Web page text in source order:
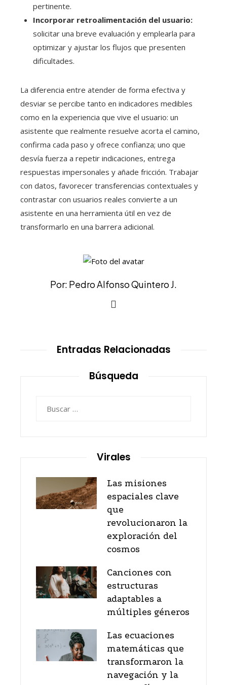
pertinente.
Incorporar retroalimentación del usuario:
solicitar una breve evaluación y emplearla para
optimizar y ajustar los flujos que presenten
dificultades.
La diferencia entre atender de forma efectiva y
desviar se percibe tanto en indicadores medibles
como en la experiencia que vive el usuario: un
asistente que realmente resuelve acorta el camino,
confirma cada paso y ofrece confianza; uno que
desvía fuerza a repetir indicaciones, entrega
respuestas impersonales y añade fricción. Trabajar
con datos, favorecer transferencias contextuales y
contrastar con usuarios reales convierte a un
asistente en una herramienta útil en vez de
transformarlo en una barrera adicional.
Por: Pedro Alfonso Quintero J.
Entradas Relacionadas
Búsqueda
Virales
Las misiones
espaciales clave
que
revolucionaron la
exploración del
cosmos
Canciones con
estructuras
adaptables a
múltiples géneros
Las ecuaciones
matemáticas que
transformaron la
navegación y la